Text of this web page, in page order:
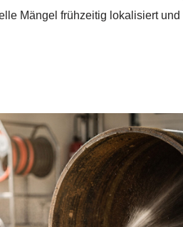
Mängel frühzeitig lokalisiert